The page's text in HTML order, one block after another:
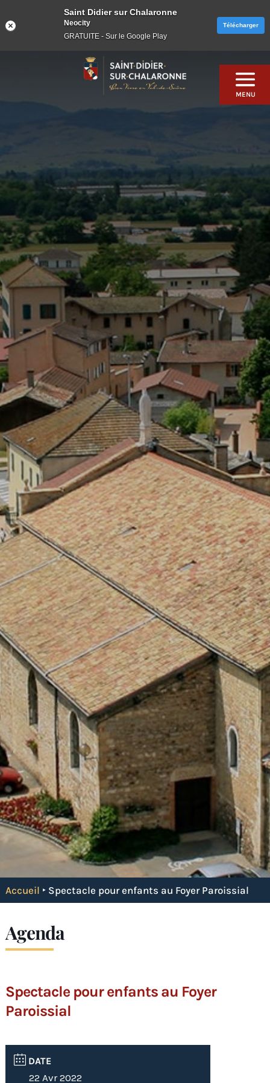
Accueil ‣ Spectacle pour enfants au Foyer Paroissial
Agenda
Spectacle pour enfants au Foyer
Paroissial
DATE
22 Avr 2022
Saint Didier sur Chalaronne
Neocity
GRATUITE - Sur le Google Play
Télécharger